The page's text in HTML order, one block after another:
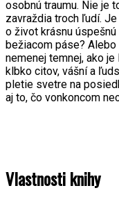
osobnú traumu. Nie je
zavraždia troch ľudí.
o život krásnu
bežiacom páse?
nemenej temnej, ako
klbko citov, vášní a
pletie svetre na
aj to, čo vonkoncom
Vlastnosti knihy